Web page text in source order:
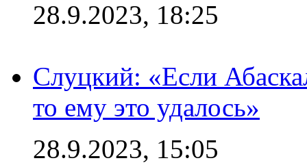
28.9.2023, 18:25
Слуцкий: «Если
то ему это удалось»
28.9.2023, 15:05